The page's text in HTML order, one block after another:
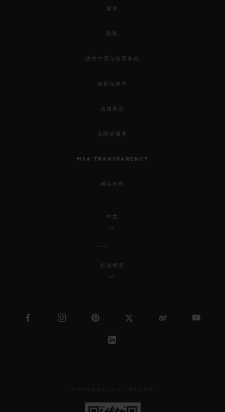
媒体
隐私
法律声明与使用条款
条款与条件
道德承诺
无障碍服务
MSA TRANSPARENCY
网站地图
中文
拉脱维亚
见